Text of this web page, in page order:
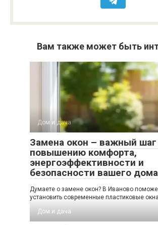
Вам также может быть
Дом и дача
Замена окон – важный шаг
повышению комфорта,
энергоэффективности и
безопасности вашего дома
Думаете о замене окон? В Иваново
установить современные пластиковые
Дом и дача